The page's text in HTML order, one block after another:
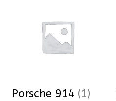
Porsche 914 (1)